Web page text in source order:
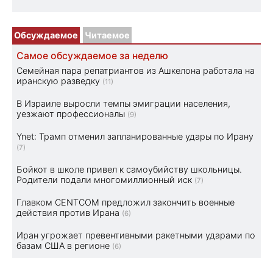
Обсуждаемое Читаемое
Самое обсуждаемое за неделю
Семейная пара репатриантов из Ашкелона работала на
иранскую разведку (11)
В Израиле выросли темпы эмиграции населения,
уезжают профессионалы (9)
Ynet: Трамп отменил запланированные удары по Ирану
(7)
Бойкот в школе привел к самоубийству школьницы.
Родители подали многомиллионный иск (7)
Главком CENTCOM предложил закончить военные
действия против Ирана (6)
Иран угрожает превентивными ракетными ударами по
базам США в регионе (6)